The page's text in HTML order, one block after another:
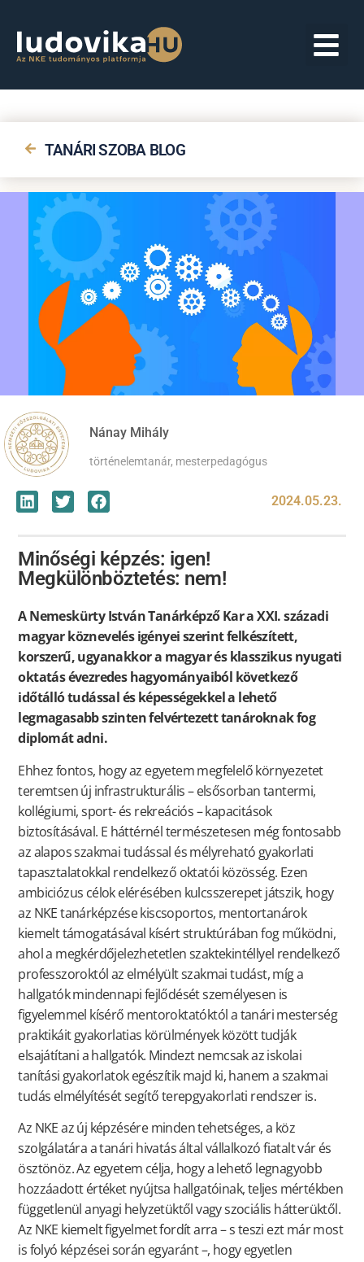
TANÁRI SZOBA BLOG
Nánay Mihály
történelemtanár, mesterpedagógus
2024.05.23.
Minőségi képzés: igen!
Megkülönböztetés: nem!
A Nemeskürty István Tanárképző Kar a XXI. századi
magyar köznevelés igényei szerint felkészített,
korszerű, ugyanakkor a magyar és klasszikus nyugati
oktatás évezredes hagyományaiból következő
időtálló tudással és képességekkel a lehető
legmagasabb szinten felvértezett tanároknak fog
diplomát adni.
Ehhez fontos, hogy az egyetem megfelelő környezetet
teremtsen új infrastrukturális – elsősorban tantermi,
kollégiumi, sport- és rekreációs – kapacitások
biztosításával. E háttérnél természetesen még fontosabb
az alapos szakmai tudással és mélyreható gyakorlati
tapasztalatokkal rendelkező oktatói közösség. Ezen
ambiciózus célok elérésében kulcsszerepet játszik, hogy
az NKE tanárképzése kiscsoportos, mentortanárok
kiemelt támogatásával kísért struktúrában fog működni,
ahol a megkérdőjelezhetetlen szaktekintéllyel rendelkező
professzoroktól az elmélyült szakmai tudást, míg a
hallgatók mindennapi fejlődését személyesen is
figyelemmel kísérő mentoroktatóktól a tanári mesterség
praktikáit gyakorlatias körülmények között tudják
elsajátítani a hallgatók. Mindezt nemcsak az iskolai
tanítási gyakorlatok egészítik majd ki, hanem a szakmai
tudás elmélyítését segítő terepgyakorlati rendszer is.
Az NKE az új képzésére minden tehetséges, a köz
szolgálatára a tanári hivatás által vállalkozó fiatalt vár és
ösztönöz. Az egyetem célja, hogy a lehető legnagyobb
hozzáadott értéket nyújtsa hallgatóinak, teljes mértékben
függetlenül anyagi helyzetüktől vagy szociális hátterüktől.
Az NKE kiemelt figyelmet fordít arra – s teszi ezt már most
is folyó képzései során egyaránt –, hogy egyetlen